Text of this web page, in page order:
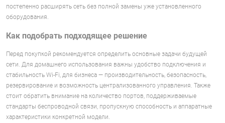
постепенно расширять сеть без полной замены уже установленного
оборудования.
Как подобрать подходящее решение
Перед покупкой рекомендуется определить основные задачи будущей
сети. Для домашнего использования важны удобство подключения и
стабильность Wi-Fi, для бизнеса — производительность, безопасность,
резервирование и возможность централизованного управления. Также
стоит обратить внимание на количество портов, поддерживаемые
стандарты беспроводной связи, пропускную способность и аппаратные
характеристики конкретной модели.